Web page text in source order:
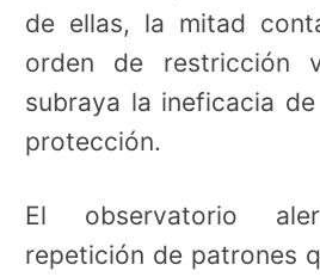
de ellas, la mitad
orden de restricción
subraya la ineficacia
protección.
El observatorio
repetición de patrones